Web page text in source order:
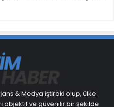
& Medya iştiraki olup, ülke
ve güvenilir bir şekilde